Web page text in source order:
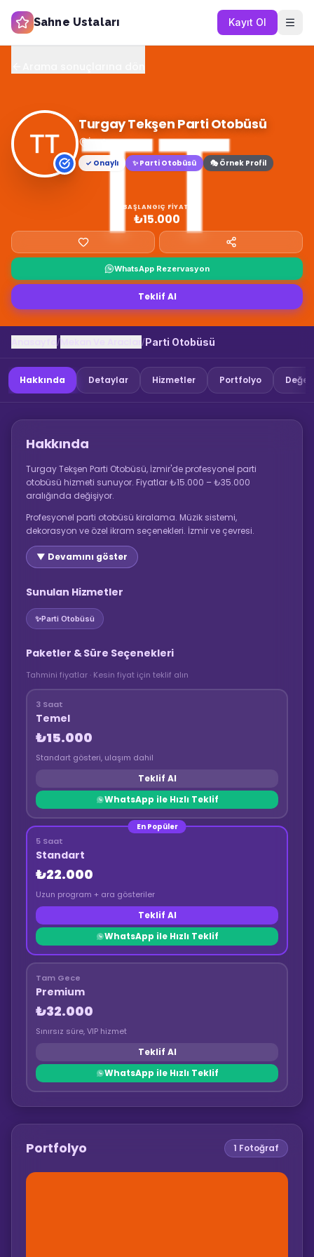
Sahne Ustaları Kayıt Ol
Turgay Tekşen Parti Otobüsü
İzmir
✓ Onaylı
✨ Parti Otobüsü 🎭 Örnek Profil
BAŞLANGIÇ FIYATI
₺15.000
WhatsApp Rezervasyon
Teklif Al
/ /Parti Otobüsü
Hakkında Detaylar Hizmetler Portfolyo
Hakkında
Turgay Tekşen Parti Otobüsü, İzmir'de profesyonel parti
otobüsü hizmeti sunuyor. Fiyatlar ₺15.000 – ₺35.000
aralığında değişiyor.
Profesyonel parti otobüsü kiralama. Müzik sistemi,
dekorasyon ve özel ikram seçenekleri. İzmir ve çevresi.
▼ Devamını göster
Sunulan Hizmetler
✨Parti Otobüsü
Paketler & Süre Seçenekleri
Tahmini fiyatlar · Kesin fiyat için teklif alın
3 Saat
Temel
₺15.000
Standart gösteri, ulaşım dahil
Teklif Al
WhatsApp ile Hızlı Teklif
En Popüler
5 Saat
Standart
₺22.000
Uzun program + ara gösteriler
Teklif Al
WhatsApp ile Hızlı Teklif
Tam Gece
Premium
₺32.000
Sınırsız süre, VIP hizmet
Teklif Al
WhatsApp ile Hızlı Teklif
Portfolyo 1 Fotoğraf